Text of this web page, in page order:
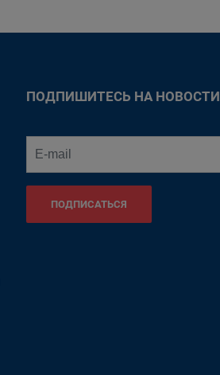
ПОДПИШИТЕСЬ НА НОВОСТИ
ПОДПИСАТЬСЯ